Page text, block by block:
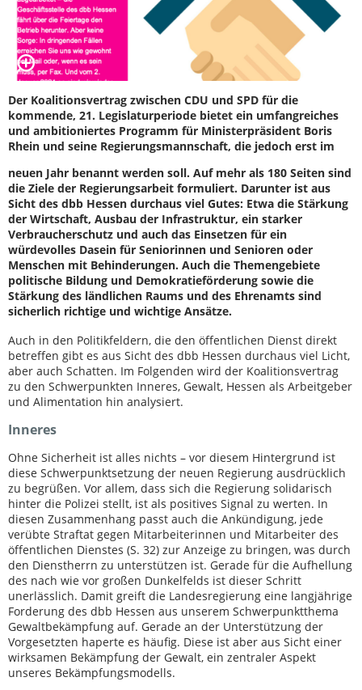
Der Koalitionsvertrag zwischen CDU und SPD für die
kommende, 21. Legislaturperiode bietet ein umfangreiches
und ambitioniertes Programm für Ministerpräsident Boris
Rhein und seine Regierungsmannschaft, die jedoch erst im
neuen Jahr benannt werden soll. Auf mehr als 180 Seiten sind
die Ziele der Regierungsarbeit formuliert. Darunter ist aus
Sicht des dbb Hessen durchaus viel Gutes: Etwa die Stärkung
der Wirtschaft, Ausbau der Infrastruktur, ein starker
Verbraucherschutz und auch das Einsetzen für ein
würdevolles Dasein für Seniorinnen und Senioren oder
Menschen mit Behinderungen. Auch die Themengebiete
politische Bildung und Demokratieförderung sowie die
Stärkung des ländlichen Raums und des Ehrenamts sind
sicherlich richtige und wichtige Ansätze.
Auch in den Politikfeldern, die den öffentlichen Dienst direkt
betreffen gibt es aus Sicht des dbb Hessen durchaus viel Licht,
aber auch Schatten. Im Folgenden wird der Koalitionsvertrag
zu den Schwerpunkten Inneres, Gewalt, Hessen als Arbeitgeber
und Alimentation hin analysiert.
Inneres
Ohne Sicherheit ist alles nichts – vor diesem Hintergrund ist
diese Schwerpunktsetzung der neuen Regierung ausdrücklich
zu begrüßen. Vor allem, dass sich die Regierung solidarisch
hinter die Polizei stellt, ist als positives Signal zu werten. In
diesen Zusammenhang passt auch die Ankündigung, jede
verübte Straftat gegen Mitarbeiterinnen und Mitarbeiter des
öffentlichen Dienstes (S. 32) zur Anzeige zu bringen, was durch
den Dienstherrn zu unterstützen ist. Gerade für die Aufhellung
des nach wie vor großen Dunkelfelds ist dieser Schritt
unerlässlich. Damit greift die Landesregierung eine langjährige
Forderung des dbb Hessen aus unserem Schwerpunktthema
Gewaltbekämpfung auf. Gerade an der Unterstützung der
Vorgesetzten haperte es häufig. Diese ist aber aus Sicht einer
wirksamen Bekämpfung der Gewalt, ein zentraler Aspekt
unseres Bekämpfungsmodells.